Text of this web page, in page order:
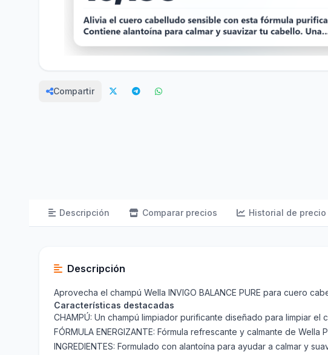
Compartir
Descripción Comparar precios Historial de precio
Descripción
Aprovecha el champú Wella INVIGO BALANCE PURE para cuero
Características destacadas
CHAMPÚ: Un champú limpiador purificante diseñado para limpiar
FÓRMULA ENERGIZANTE: Fórmula refrescante y calmante de
INGREDIENTES: Formulado con alantoína para ayudar a calmar y